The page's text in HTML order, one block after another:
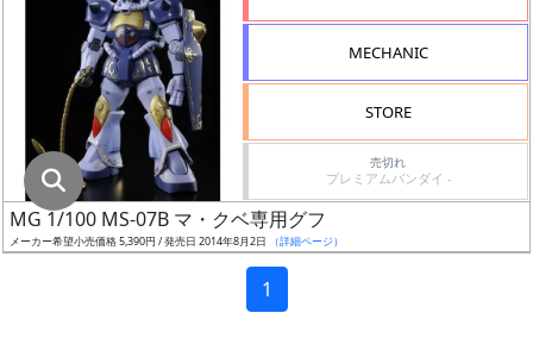
成
形
色
MECHANIC
STORE
売切れ
プレミアムバンダイ -
MG 1/100 MS-07B マ・クベ専用グフ
メーカー希望小売価格 5,390円 / 発売日 2014年8月2日 （詳細ページ）
1